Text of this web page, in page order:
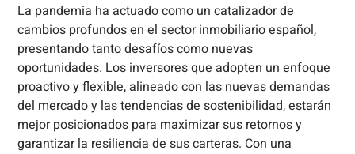
La pandemia ha actuado como un catalizador de
cambios profundos en el sector inmobiliario español,
presentando tanto desafíos como nuevas
oportunidades. Los inversores que adopten un enfoque
proactivo y flexible, alineado con las nuevas demandas
del mercado y las tendencias de sostenibilidad, estarán
mejor posicionados para maximizar sus retornos y
garantizar la resiliencia de sus carteras. Con una